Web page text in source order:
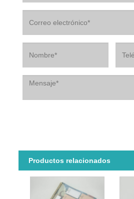
Productos relacionados